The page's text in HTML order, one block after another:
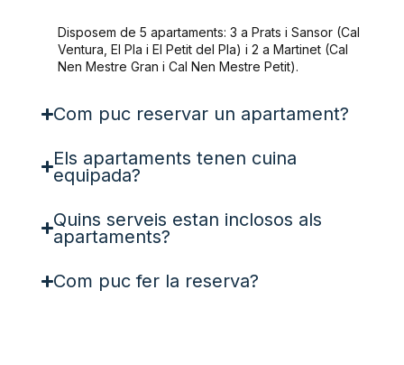
Disposem de 5 apartaments: 3 a Prats i Sansor (Cal
Ventura, El Pla i El Petit del Pla) i 2 a Martinet (Cal
Nen Mestre Gran i Cal Nen Mestre Petit).
Com puc reservar un apartament?
Els apartaments tenen cuina
equipada?
Quins serveis estan inclosos als
apartaments?
Com puc fer la reserva?